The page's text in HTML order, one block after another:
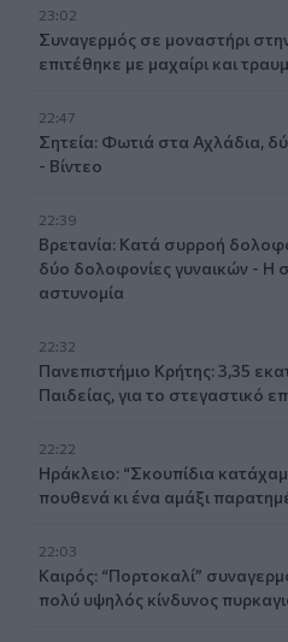
23:02
Συναγερμός σε μοναστήρι
επιτέθηκε με μαχαίρι και
22:47
Σητεία: Φωτιά στα Αχλάδια,
- Βίντεο
22:39
Βρετανία: Κατά συρροή
δύο δολοφονίες γυναικών - Η
αστυνομία
22:32
Πανεπιστήμιο Κρήτης: 3,35
Παιδείας, για το στεγαστικό
22:22
Ηράκλειο: “Σκουπίδια
πουθενά κι ένα αμάξι
22:03
Καιρός: “Πορτοκαλί”
πολύ υψηλός κίνδυνος